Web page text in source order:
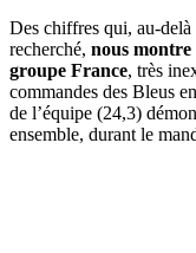
Des chiffres qui, au-delà
recherché, nous montre
groupe France, très
commandes des Bleus
de l’équipe (24,3)
ensemble, durant le